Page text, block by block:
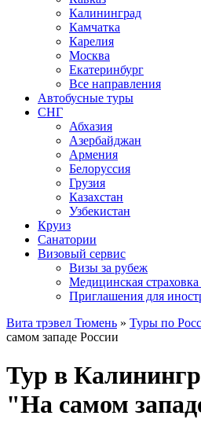
Калининград
Камчатка
Карелия
Москва
Екатеринбург
Все направления
Автобусные туры
СНГ
Абхазия
Азербайджан
Армения
Белоруссия
Грузия
Казахстан
Узбекистан
Круиз
Санатории
Визовый сервис
Визы за рубеж
Медицинская страховка
Приглашения для
Вита трэвел Тюмень » Туры по
самом западе России
Тур в
"На самом